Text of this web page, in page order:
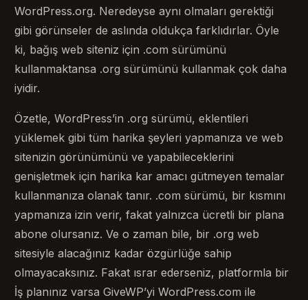
WordPress.org. Neredeyse aynı olmaları gerektiği
gibi görünseler de aslında oldukça farklıdırlar. Öyle
ki, bağış web siteniz için .com sürümünü
kullanmaktansa .org sürümünü kullanmak çok daha
iyidir.
Özetle, WordPress’in .org sürümü, eklentileri
yüklemek gibi tüm harika şeyleri yapmanıza ve web
sitenizin görünümünü ve yapabileceklerini
genişletmek için harika kar amacı gütmeyen temalar
kullanmanıza olanak tanır. .com sürümü, bir kısmını
yapmanıza izin verir, fakat yalnızca ücretli bir plana
abone olursanız. Ve o zaman bile, bir .org web
sitesiyle alacağınız kadar özgürlüğe sahip
olmayacaksınız. Fakat ısrar ederseniz, platformla bir
İş planınız varsa GiveWP’yi WordPress.com ile